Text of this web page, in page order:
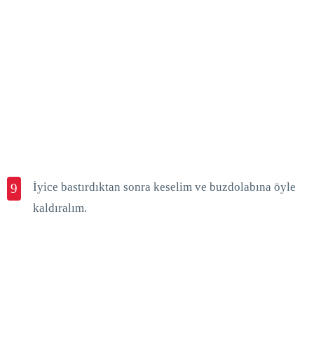
9
İyice bastırdıktan sonra keselim ve buzdolabına öyle
kaldıralım.